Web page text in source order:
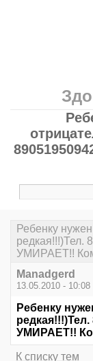
Ребенку
редкая!!!)Тел.
УМИРАЕТ!!
Manadgerd
13.05.2010 - 10:08
Ребенку
УМИРАЕТ!!
К списку тем